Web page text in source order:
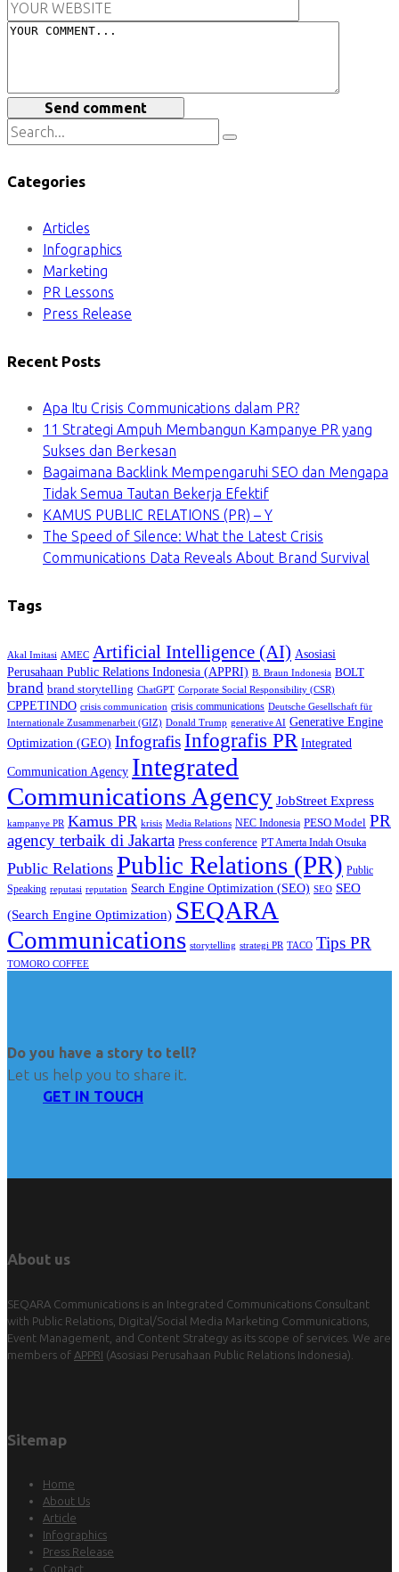
Send comment
Categories
Articles
Infographics
Marketing
PR Lessons
Press Release
Recent Posts
Apa Itu Crisis Communications dalam PR?
11 Strategi Ampuh Membangun Kampanye PR yang
Sukses dan Berkesan
Bagaimana Backlink Mempengaruhi SEO dan Mengapa
Tidak Semua Tautan Bekerja Efektif
KAMUS PUBLIC RELATIONS (PR) – Y
The Speed of Silence: What the Latest Crisis
Communications Data Reveals About Brand Survival
Tags
Akal Imitasi AMEC Artificial Intelligence (AI) Asosiasi
Perusahaan Public Relations Indonesia (APPRI) B. Braun Indonesia BOLT
brand brand storytelling ChatGPT Corporate Social Responsibility (CSR)
CPPETINDO crisis communication crisis communications Deutsche Gesellschaft für
Internationale Zusammenarbeit (GIZ) Donald Trump generative AI Generative Engine
Optimization (GEO) InfografisInfografis PR Integrated
Communication Agency Integrated
Communications Agency JobStreet Express
kampanye PR Kamus PR krisis Media Relations NEC Indonesia PESO Model PR
agency terbaik di Jakarta Press conference PT Amerta Indah Otsuka
Public Relations Public Relations (PR) Public
Speaking reputasi reputation Search Engine Optimization (SEO) SEO SEO
(Search Engine Optimization) SEQARA
Communications storytelling strategi PR TACO Tips PR
TOMORO COFFEE
Do you have a story to tell?
Let us help you to share it.
GET IN TOUCH
About us
SEQARA Communications is an Integrated Communications Consultant
with Public Relations, Digital/Social Media Marketing Communications,
Event Management, and Content Strategy as its scope of services. We are
members of APPRI (Asosiasi Perusahaan Public Relations Indonesia).
Sitemap
Home
About Us
Article
Infographics
Press Release
Contact